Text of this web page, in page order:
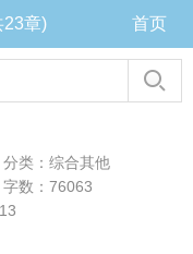
23章) 首页
分类：综合其他
字数：76063